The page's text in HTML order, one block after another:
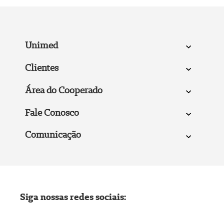
Unimed
Clientes
Área do Cooperado
Fale Conosco
Comunicação
Siga nossas redes sociais: